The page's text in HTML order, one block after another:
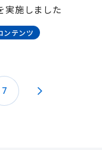
実施しました
ンテンツ
7